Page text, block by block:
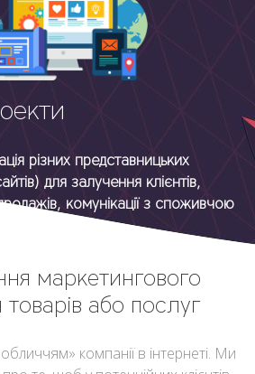
різних представницьких
для залучення клієнтів,
комунікації з споживчою
маркетингового
або послуг
компанії в інтернеті. Ми